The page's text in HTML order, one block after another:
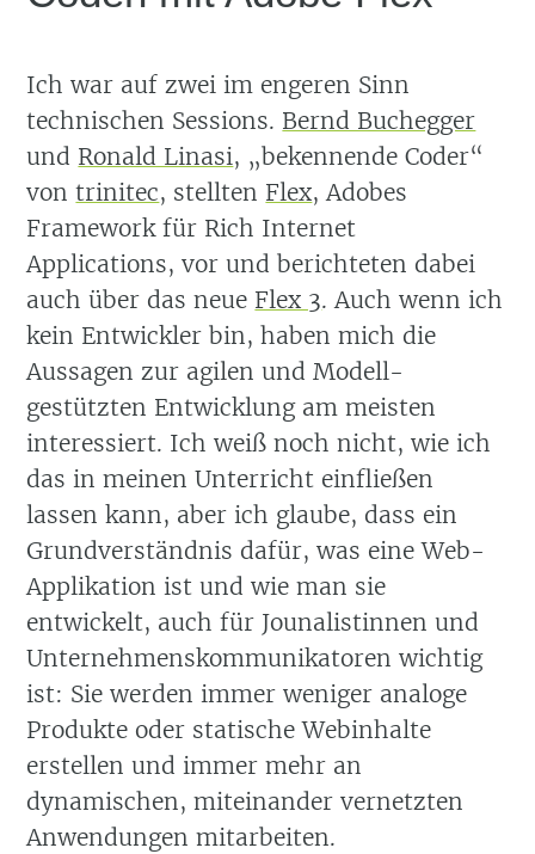
Ich war auf zwei im engeren Sinn
technischen Sessions. Bernd Buchegger
und Ronald Linasi,
bekennende Coder
vontrinitec, stellten Flex, Adobes
Framework für Rich Internet
Applications, vor und berichteten dabei
auch über das neue Flex 3. Auch wenn ich
kein Entwickler bin, haben mich die
Aussagen zur agilen und Modell-
gestützten Entwicklung am meisten
interessiert. Ich weiß noch nicht, wie ich
das in meinen Unterricht einfließen
lassen kann, aber ich glaube, dass ein
Grundverständnis dafür, was eine Web-
Applikation ist und wie man sie
entwickelt, auch für Jounalistinnen und
Unternehmenskommunikatoren wichtig
ist: Sie werden immer weniger analoge
Produkte oder statische Webinhalte
erstellen und immer mehr an
dynamischen, miteinander vernetzten
Anwendungen mitarbeiten.